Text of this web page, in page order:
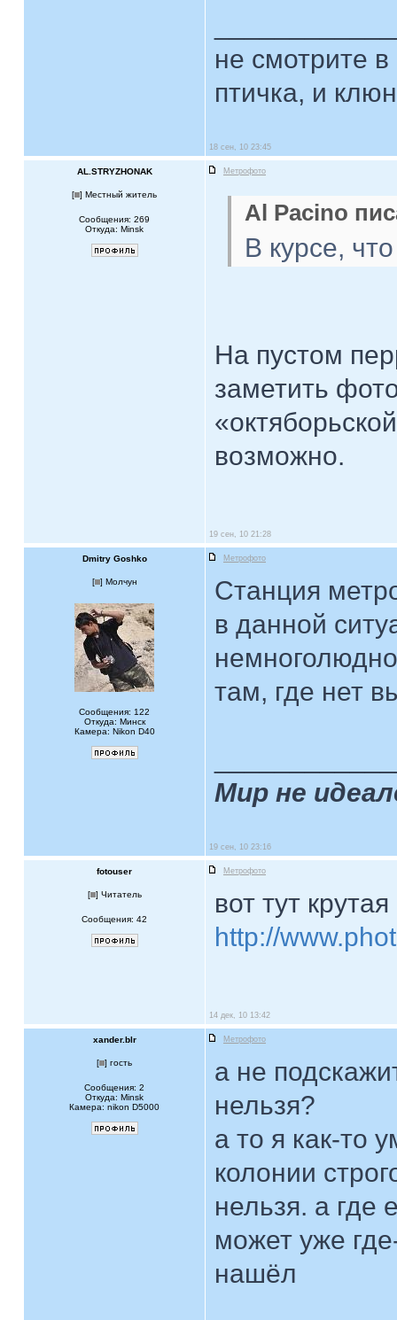
не смотрите в
птичка, и
18 сен, 10 23:45
AL.STRYZHONAK Метрофото
[ ] Местный житель
Сообщения: 269
Откуда: Minsk
Al Pacino
В курсе,
На пустом
заметить
возможно.
19 сен, 10 21:28
Dmitry Goshko Метрофото
[ ] Молчун
Сообщения: 122
Откуда: Минск
Камера: Nikon D40
Станция
в данной
там, где нет
Мир не
19 сен, 10 23:16
fotouser Метрофото
[ ] Читатель
Сообщения: 42
вот тут
http://
14 дек, 10 13:42
xander.blr Метрофото
[ ] гость
Сообщения: 2
Откуда: Minsk
Камера: nikon D5000
а не
нельзя?
а то я как-то
колонии
нельзя. а где
может уже
нашёл